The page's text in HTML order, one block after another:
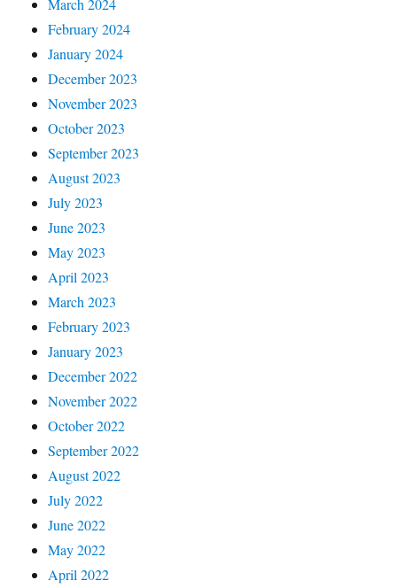
February 2024
January 2024
December 2023
November 2023
October 2023
September 2023
August 2023
July 2023
June 2023
May 2023
April 2023
March 2023
February 2023
January 2023
December 2022
November 2022
October 2022
September 2022
August 2022
July 2022
June 2022
May 2022
April 2022